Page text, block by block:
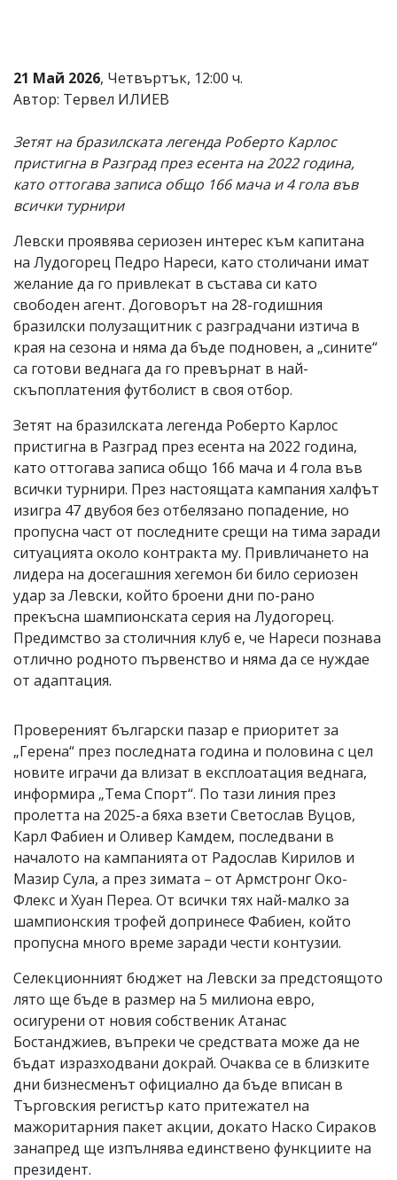
въвеждат
от
редакцията
не
носи
отговорност
за
Ако
откриете
обиден
за
вас
коментар,
моля
сигнализирайте
ни!
21 Май 2026, Четвъртък, 12:00 ч.
Автор: Тервел ИЛИЕВ
Зетят на бразилската легенда Роберто Карлос
пристигна в Разград през есента на 2022 година,
като оттогава записа общо 166 мача и 4 гола във
всички турнири
Левски проявява сериозен интерес към капитана
на Лудогорец Педро Нареси, като столичани имат
желание да го привлекат в състава си като
свободен агент. Договорът на 28-годишния
бразилски полузащитник с разградчани изтича в
края на сезона и няма да бъде подновен, а „сините“
са готови веднага да го превърнат в най-
скъпоплатения футболист в своя отбор.
Зетят на бразилската легенда Роберто Карлос
пристигна в Разград през есента на 2022 година,
като оттогава записа общо 166 мача и 4 гола във
всички турнири. През настоящата кампания халфът
изигра 47 двубоя без отбелязано попадение, но
пропусна част от последните срещи на тима заради
ситуацията около контракта му. Привличането на
лидера на досегашния хегемон би било сериозен
удар за Левски, който броени дни по-рано
прекъсна шампионската серия на Лудогорец.
Предимство за столичния клуб е, че Нареси познава
отлично родното първенство и няма да се нуждае
от адаптация.
Провереният български пазар е приоритет за
„Герена“ през последната година и половина с цел
новите играчи да влизат в експлоатация веднага,
информира „Тема Спорт“. По тази линия през
пролетта на 2025-а бяха взети Светослав Вуцов,
Карл Фабиен и Оливер Камдем, последвани в
началото на кампанията от Радослав Кирилов и
Мазир Сула, а през зимата – от Армстронг Око-
Флекс и Хуан Переа. От всички тях най-малко за
шампионския трофей допринесе Фабиен, който
пропусна много време заради чести контузии.
Селекционният бюджет на Левски за предстоящото
лято ще бъде в размер на 5 милиона евро,
осигурени от новия собственик Атанас
Бостанджиев, въпреки че средствата може да не
бъдат изразходвани докрай. Очаква се в близките
дни бизнесменът официално да бъде вписан в
Търговския регистър като притежател на
мажоритарния пакет акции, докато Наско Сираков
занапред ще изпълнява единствено функциите на
президент.